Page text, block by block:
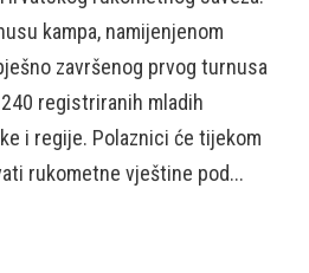
kampa, namijenjenom
završenog prvog turnusa
registriranih mladih
i regije. Polaznici će tijekom
rukometne vještine pod...